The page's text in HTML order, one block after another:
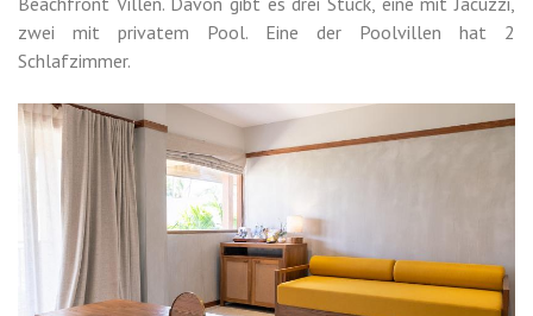
zwei mit privatem Pool. Eine der Poolvillen hat 2
Schlafzimmer.